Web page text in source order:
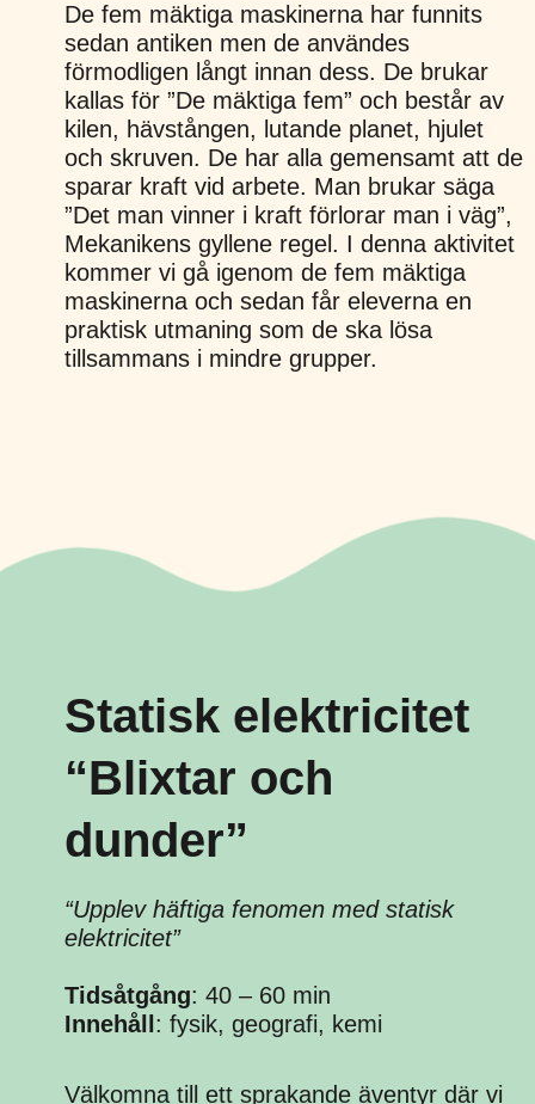
De fem mäktiga maskinerna har funnits
sedan antiken men de användes
förmodligen långt innan dess. De brukar
kallas för ”De mäktiga fem” och består av
kilen, hävstången, lutande planet, hjulet
och skruven. De har alla gemensamt att de
sparar kraft vid arbete. Man brukar säga
”Det man vinner i kraft förlorar man i väg”,
Mekanikens gyllene regel. I denna aktivitet
kommer vi gå igenom de fem mäktiga
maskinerna och sedan får eleverna en
praktisk utmaning som de ska lösa
tillsammans i mindre grupper.
Statisk elektricitet
“Blixtar och
dunder”
“Upplev häftiga fenomen med statisk
elektricitet”
Tidsåtgång: 40 – 60 min
Innehåll: fysik, geografi, kemi
Välkomna till ett sprakande äventyr där vi